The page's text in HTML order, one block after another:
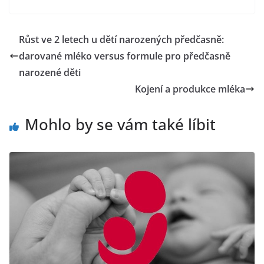
e
b
o
k
er l s
A
y
Li
k
Růst ve 2 letech u dětí narozených předčasně:
darované mléko versus formule pro předčasně
narozené děti
Kojení a produkce mléka
Mohlo by se vám také líbit